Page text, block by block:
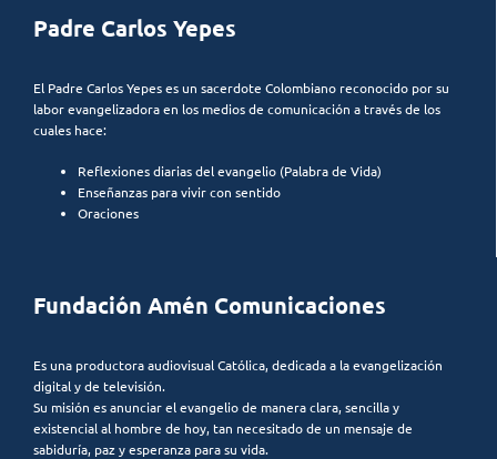
Padre Carlos Yepes
El Padre Carlos Yepes es un sacerdote Colombiano reconocido por su
labor evangelizadora en los medios de comunicación a través de los
cuales hace:
Reflexiones diarias del evangelio (Palabra de Vida)
Enseñanzas para vivir con sentido
Oraciones
Fundación Amén Comunicaciones
Es una productora audiovisual Católica, dedicada a la evangelización
digital y de televisión.
Su misión es anunciar el evangelio de manera clara, sencilla y
existencial al hombre de hoy, tan necesitado de un mensaje de
sabiduría, paz y esperanza para su vida.